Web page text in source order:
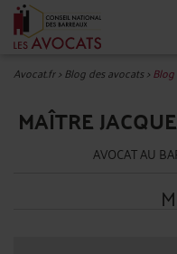
Avocat.fr>Blog des avocats>
MAÎTRE
AVOCAT AU